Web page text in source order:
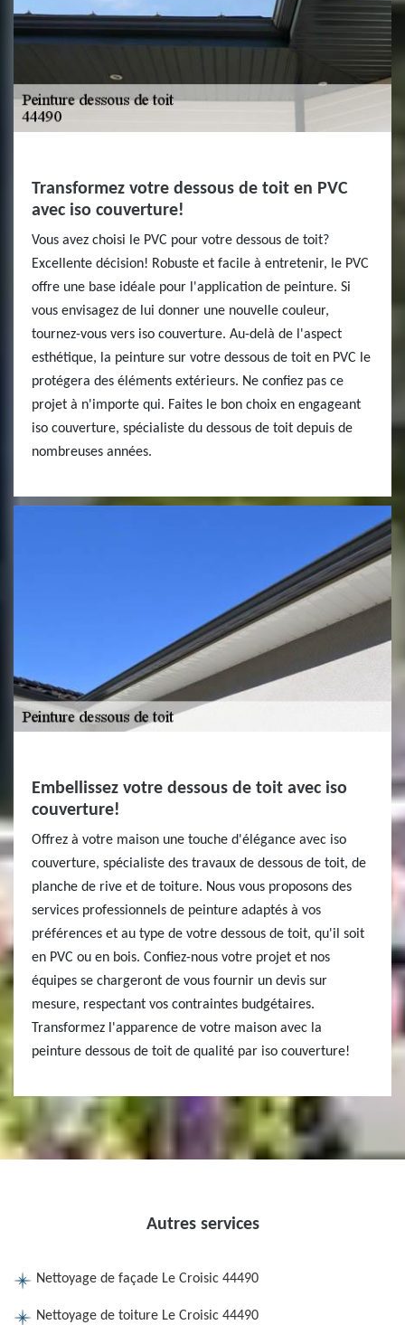
Transformez votre dessous de toit en PVC
avec iso couverture!
Vous avez choisi le PVC pour votre dessous de toit?
Excellente décision! Robuste et facile à entretenir, le PVC
offre une base idéale pour l'application de peinture. Si
vous envisagez de lui donner une nouvelle couleur,
tournez-vous vers iso couverture. Au-delà de l'aspect
esthétique, la peinture sur votre dessous de toit en PVC le
protégera des éléments extérieurs. Ne confiez pas ce
projet à n'importe qui. Faites le bon choix en engageant
iso couverture, spécialiste du dessous de toit depuis de
nombreuses années.
Embellissez votre dessous de toit avec iso
couverture!
Offrez à votre maison une touche d'élégance avec iso
couverture, spécialiste des travaux de dessous de toit, de
planche de rive et de toiture. Nous vous proposons des
services professionnels de peinture adaptés à vos
préférences et au type de votre dessous de toit, qu'il soit
en PVC ou en bois. Confiez-nous votre projet et nos
équipes se chargeront de vous fournir un devis sur
mesure, respectant vos contraintes budgétaires.
Transformez l'apparence de votre maison avec la
peinture dessous de toit de qualité par iso couverture!
Autres services
Nettoyage de façade Le Croisic 44490
Nettoyage de toiture Le Croisic 44490